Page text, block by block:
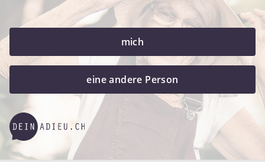
mich
eine andere Person